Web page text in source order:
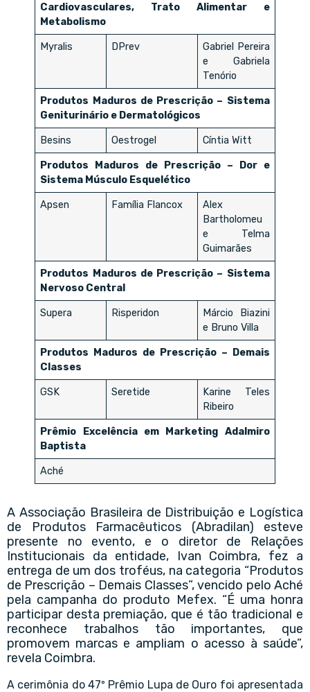
Cardiovasculares, Trato Alimentar e
Metabolismo
Myralis DPrev
Gabriel Pereira
e Gabriela
Tenório
Produtos Maduros de Prescrição – Sistema
Geniturinário e Dermatológicos
Besins Oestrogel Cíntia Witt
Produtos Maduros de Prescrição – Dor e
Sistema Músculo Esquelético
Apsen Família Flancox
Alex
Bartholomeu
e Telma
Guimarães
Produtos Maduros de Prescrição – Sistema
Nervoso Central
Supera Risperidon
Márcio Biazini
e Bruno Villa
Produtos Maduros de Prescrição – Demais
Classes
GSK Seretide
Karine Teles
Ribeiro
Prêmio Excelência em Marketing Adalmiro
Baptista
Aché
A Associação Brasileira de Distribuição e Logística
de Produtos Farmacêuticos (Abradilan) esteve
presente no evento, e o diretor de Relações
Institucionais da entidade, Ivan Coimbra, fez a
entrega de um dos troféus, na categoria “Produtos
de Prescrição – Demais Classes”, vencido pelo Aché
pela campanha do produto Mefex. “É uma honra
participar desta premiação, que é tão tradicional e
reconhece trabalhos tão importantes, que
promovem marcas e ampliam o acesso à saúde”,
revela Coimbra.
A cerimônia do 47º Prêmio Lupa de Ouro foi apresentada